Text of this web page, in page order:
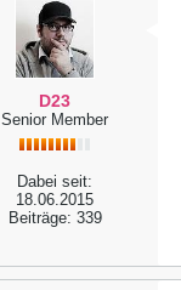
D23
Senior Member
Dabei seit:
18.06.2015
Beiträge: 339